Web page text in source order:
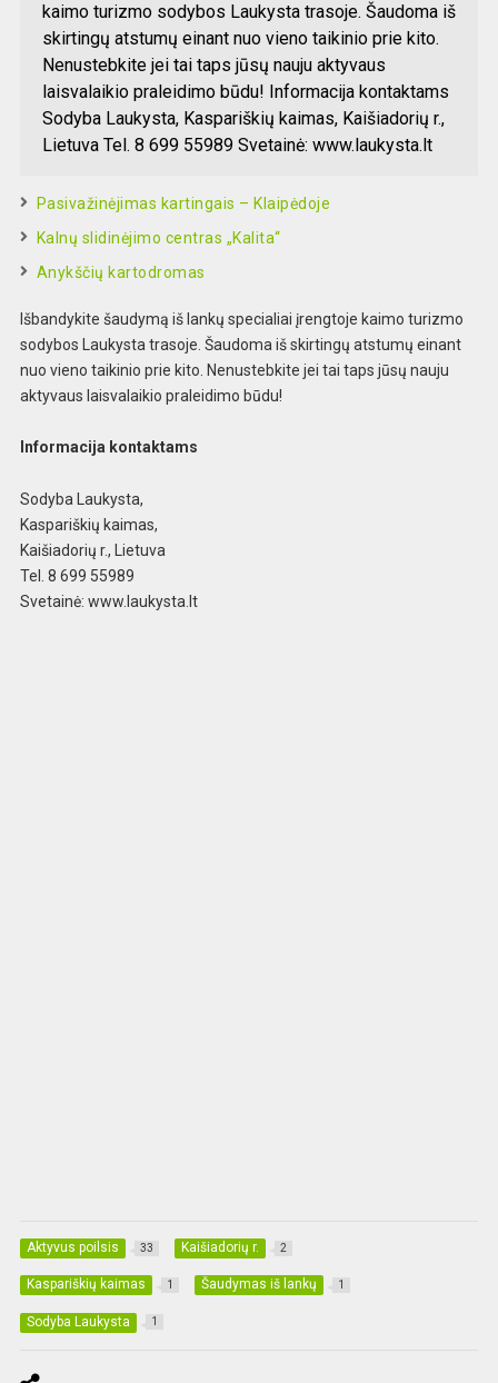
kaimo turizmo sodybos Laukysta trasoje. Šaudoma iš
skirtingų atstumų einant nuo vieno taikinio prie kito.
Nenustebkite jei tai taps jūsų nauju aktyvaus
laisvalaikio praleidimo būdu! Informacija kontaktams
Sodyba Laukysta, Kaspariškių kaimas, Kaišiadorių r.,
Lietuva Tel. 8 699 55989 Svetainė: www.laukysta.lt
Pasivažinėjimas kartingais – Klaipėdoje
Kalnų slidinėjimo centras „Kalita“
Anykščių kartodromas
Išbandykite šaudymą iš lankų specialiai įrengtoje kaimo turizmo
sodybos Laukysta trasoje. Šaudoma iš skirtingų atstumų einant
nuo vieno taikinio prie kito. Nenustebkite jei tai taps jūsų nauju
aktyvaus laisvalaikio praleidimo būdu!
Informacija kontaktams
Sodyba Laukysta,
Kaspariškių kaimas,
Kaišiadorių r., Lietuva
Tel. 8 699 55989
Svetainė: www.laukysta.lt
Aktyvus poilsis 33 Kaišiadorių r. 2
Kaspariškių kaimas 1 Šaudymas iš lankų 1
Sodyba Laukysta 1